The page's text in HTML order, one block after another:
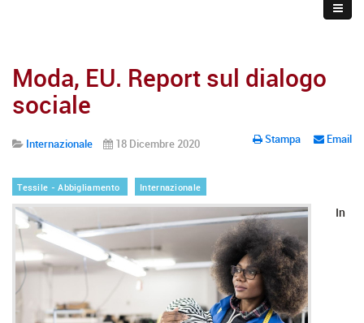
Moda, EU. Report sul dialogo
sociale
Stampa Email
Internazionale 18 Dicembre 2020
Tessile - Abbigliamento Internazionale
In